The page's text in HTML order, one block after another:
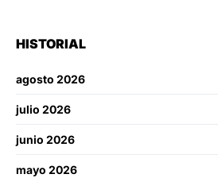
HISTORIAL
agosto 2026
julio 2026
junio 2026
mayo 2026